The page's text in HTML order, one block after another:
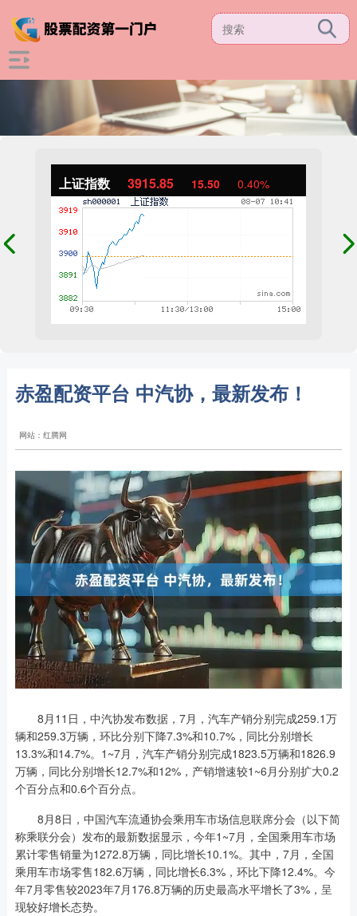
上证指数 3915.85 15.50 0.40%
赤盈配资平台 中汽协，最新发布！
网站：红腾网
8月11日，中汽协发布数据，7月，汽车产销分别完成259.1万
辆和259.3万辆，环比分别下降7.3%和10.7%，同比分别增长
13.3%和14.7%。1~7月，汽车产销分别完成1823.5万辆和1826.9
万辆，同比分别增长12.7%和12%，产销增速较1~6月分别扩大0.2
个百分点和0.6个百分点。
8月8日，中国汽车流通协会乘用车市场信息联席分会（以下简
称乘联分会）发布的最新数据显示，今年1~7月，全国乘用车市场
累计零售销量为1272.8万辆，同比增长10.1%。其中，7月，全国
乘用车市场零售182.6万辆，同比增长6.3%，环比下降12.4%。今
年7月零售较2023年7月176.8万辆的历史最高水平增长了3%，呈
现较好增长态势。